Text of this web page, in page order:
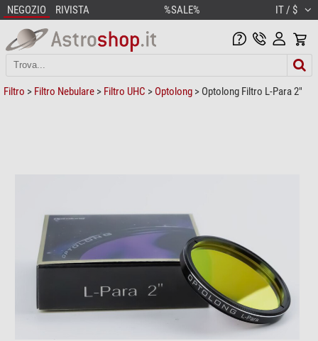
NEGOZIO RIVISTA %SALE% IT / $
Filtro > Filtro Nebulare > Filtro UHC > Optolong > Optolong Filtro L-Para 2"